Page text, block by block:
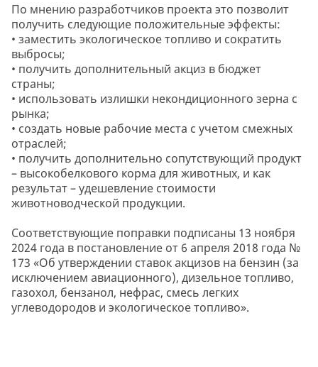
По мнению разработчиков проекта это позволит
получить следующие положительные эффекты:
• заместить экологическое топливо и сократить
выбросы;
• получить дополнительный акциз в бюджет
страны;
• использовать излишки некондиционного зерна с
рынка;
• создать новые рабочие места с учетом смежных
отраслей;
• получить дополнительно сопутствующий продукт
– высокобелкового корма для животных, и как
результат – удешевление стоимости
животноводческой продукции.
Соответствующие поправки подписаны 13 ноября
2024 года в постановление от 6 апреля 2018 года №
173 «Об утверждении ставок акцизов на бензин (за
исключением авиационного), дизельное топливо,
газохол, бензанол, нефрас, смесь легких
углеводородов и экологическое топливо».